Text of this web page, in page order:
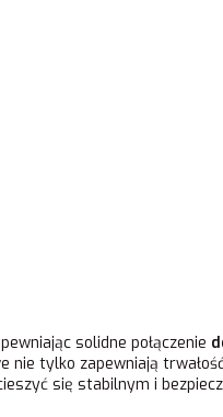
solidne połączenie
nie tylko zapewniają
się stabilnym i